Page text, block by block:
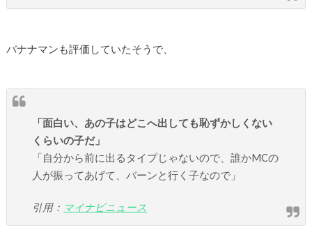
バナナマンも評価していたそうで、
「面白い、あの子はどこへ出しても恥ずかしくない
くらいの子だ」
「自分から前に出るタイプじゃないので、誰かMCの
人が振ってあげて、バーンと行く子なので」
引用： マイナビニュース